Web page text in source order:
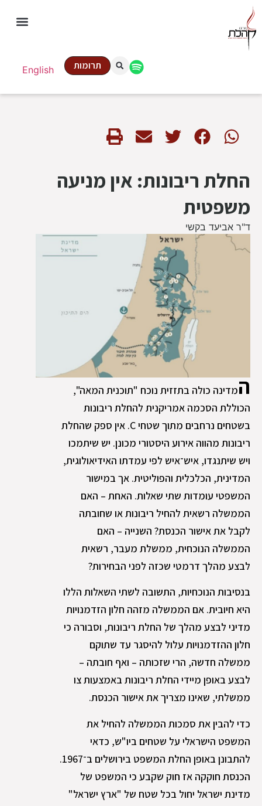
English תרומות
החלת ריבונות: אין מניעה
משפטית
ד"ר אביעד בקשי
המדינה כולה בתזזית נוכח "תוכנית המאה",
הכוללת הסכמה אמריקנית להחלת ריבונות
בשטחים נרחבים מתוך שטחי C. אין ספק שהחלת
ריבונות מהווה אירוע היסטורי מכונן. יש שיתמכו
ויש שיתנגדו, איש־איש לפי עמדתו האידיאולוגית,
המדינית, הכלכלית והפוליטית. אך במישור
המשפטי עומדות שתי שאלות. האחת – האם
הממשלה רשאית להחיל ריבונות או שחובתה
לקבל את אישור הכנסת? השנייה – האם
הממשלה הנוכחית, ממשלת מעבר, רשאית
לבצע מהלך דרמטי שכזה לפני הבחירות?
בנסיבות הנוכחיות, התשובה לשתי השאלות הללו
היא חיובית. אם הממשלה מזהה חלון הזדמנויות
מדיני לבצע מהלך של החלת ריבונות, וסבורה כי
חלון ההזדמנויות עלול להיסגר עד שתוקם
ממשלה חדשה, הרי שזכותה – ואף חובתה –
לבצע באופן מיידי החלת ריבונות באמצעות צו
ממשלתי, שאינו מצריך את אישור הכנסת.
כדי להבין את סמכות הממשלה להחיל את
המשפט הישראלי על שטחים ביו"ש, כדאי
להתבונן באופן החלת המשפט בירושלים ב־1967.
הכנסת חוקקה אז חוק שקבע כי המשפט של
מדינת ישראל יחול בכל שטח של "ארץ ישראל"